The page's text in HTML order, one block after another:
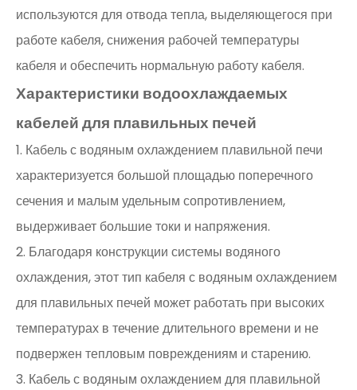
используются для отвода тепла, выделяющегося при
работе кабеля, снижения рабочей температуры
кабеля и обеспечить нормальную работу кабеля.
Характеристики водоохлаждаемых
кабелей для плавильных печей
1. Кабель с водяным охлаждением плавильной печи
характеризуется большой площадью поперечного
сечения и малым удельным сопротивлением,
выдерживает большие токи и напряжения.
2. Благодаря конструкции системы водяного
охлаждения, этот тип кабеля с водяным охлаждением
для плавильных печей может работать при высоких
температурах в течение длительного времени и не
подвержен тепловым повреждениям и старению.
3. Кабель с водяным охлаждением для плавильной